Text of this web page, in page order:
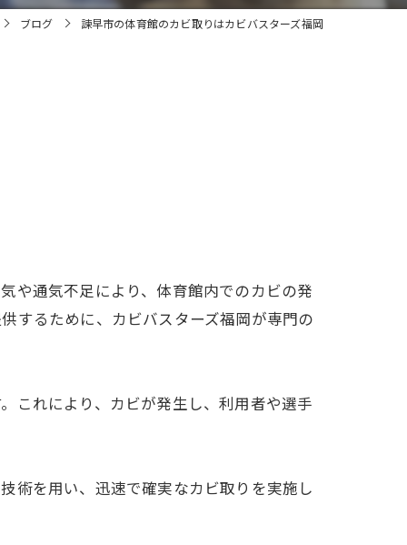
ブログ 諫早市の体育館のカビ取りはカビバスターズ福岡
や通気不足により、体育館内でのカビの発
するために、カビバスターズ福岡が専門の
これにより、カビが発生し、利用者や選手
術を用い、迅速で確実なカビ取りを実施し